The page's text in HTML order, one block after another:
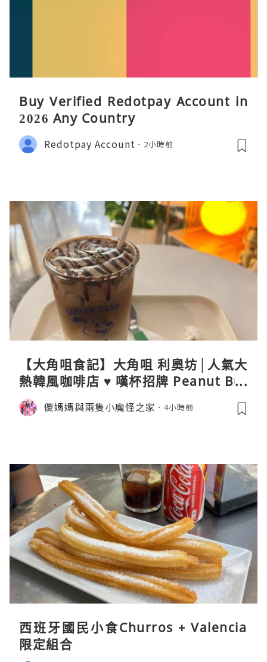
Buy Verified Redotpay Account in
2026 Any Country
Redotpay Account 2小時前
【大角咀食記】大角咀 利奧坊│人氣大
熱韓風咖啡店 ♥ 嘆杯招牌 Peanut But
ter Cream Latte ♥ Cozy Cream Cor
ner 儍媽媽與兩隻小魔怪之家 4小時前
西班牙國民小食Churros + Valencia
限定組合